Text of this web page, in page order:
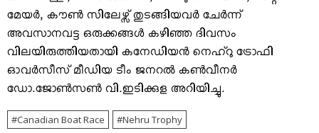
മേയര്‍, കൗണ്‍ സിലേഴ്സ് തുടങ്ങിയവര്‍ ചേര്‍ന്ന്
അവസാനവട്ട ഒരുക്കങ്ങള്‍ കഴിഞ്ഞ ദിവസം
വിലയിരുത്തിയതായി കനേഡിയന്‍ നെഹ്‌റു ട്രോഫി
ഓവര്‍സീസ് മീഡിയ ടീം ജനറല്‍ കണ്‍വീനര്‍
ഡോ.ജോണ്‍സണ്‍ വി.ഇടിക്കുള അറിയിച്ചു.
Canadian Boat Race Nehru Trophy